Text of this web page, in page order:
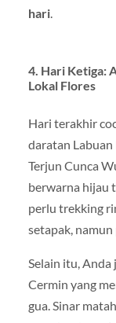
hari.
4. Hari Ketiga:
Lokal Flores
Hari terakhir
daratan
Terjun Cunca
berwarna hijau
perlu trekking
setapak, namun
Selain itu, Anda
Cermin yang
gua. Sinar